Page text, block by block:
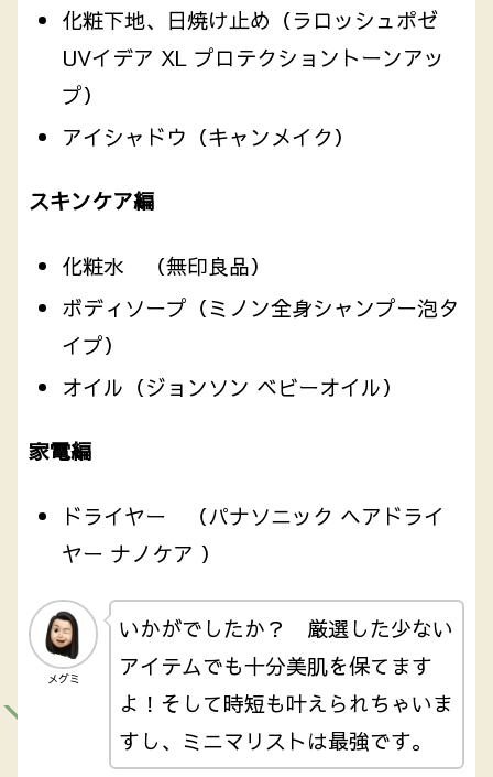
化粧下地、日焼け止め（ラロッシュポゼ
UVイデア XL プロテクショントーンアッ
プ）
アイシャドウ（キャンメイク）
スキンケア編
化粧水 （無印良品）
ボディソープ（ミノン全身シャンプー泡タ
イプ）
オイル（ジョンソン ベビーオイル）
家電編
ドライヤー （パナソニック ヘアドライ
ヤー ナノケア ）
メグミ
いかがでしたか？ 厳選した少ない
アイテムでも十分美肌を保てます
よ！そして時短も叶えられちゃいま
すし、ミニマリストは最強です。